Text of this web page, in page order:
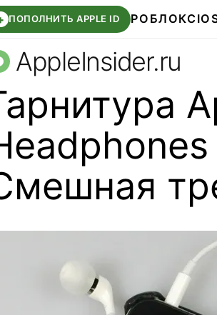
ПОПОЛНИТЬ APPLE ID РОБЛОКС
AppleInsider.ru